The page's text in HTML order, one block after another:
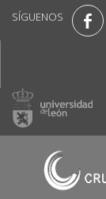
SÍGUENOS